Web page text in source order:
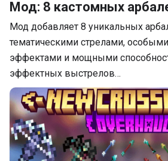
Мод: 8 кастомных
Мод добавляет 8 уникальных
тематическими стрелами,
эффектами и мощными
эффектных выстрелов…